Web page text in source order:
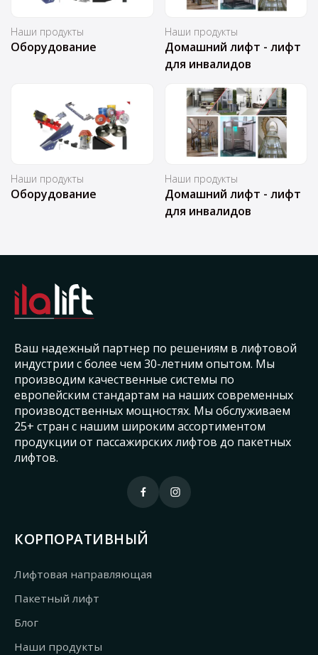
Наши продукты
Оборудование
Наши продукты
Домашний лифт - лифт
для инвалидов
Наши продукты
Оборудование
Наши продукты
Домашний лифт - лифт
для инвалидов
Ваш надежный партнер по решениям в лифтовой
индустрии с более чем 30-летним опытом. Мы
производим качественные системы по
европейским стандартам на наших современных
производственных мощностях. Мы обслуживаем
25+ стран с нашим широким ассортиментом
продукции от пассажирских лифтов до пакетных
лифтов.
КОРПОРАТИВНЫЙ
Лифтовая направляющая
Пакетный лифт
Блог
Наши продукты